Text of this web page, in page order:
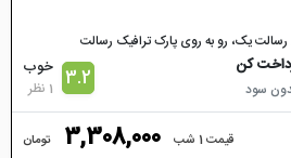
یک، رو به روی پارک ترافیک رسالت
کن 3.2 خوب
1 نظر
قیمت 1 شب 3,308,000 تومان